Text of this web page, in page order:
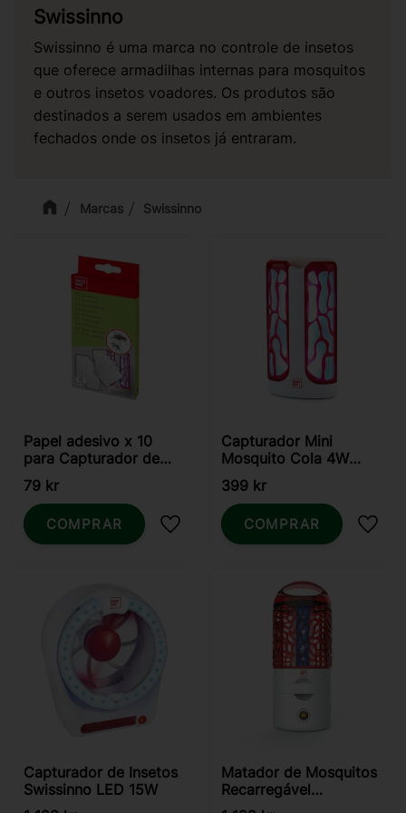
Marcas Swissinno
Swissinno
Swissinno é uma marca no controle de insetos
que oferece armadilhas internas para mosquitos
e outros insetos voadores. Os produtos são
destinados a serem usados em ambientes
fechados onde os insetos já entraram.
Papel adesivo x 10
para Capturador de
Insetos com Cola 4W
Swissinno
79 kr
Adicionar aos favoritos
COMPRAR
Capturador Mini
Mosquito Cola 4W
Swissinno
399 kr
COMPRAR
Capturador de Insetos
Swissinno LED 15W
Matador de Mosquitos
Recarregável
Swissinno LED 4W